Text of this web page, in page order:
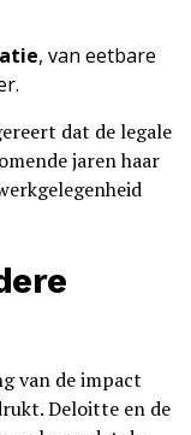
, van eetbare
dat de legale
jaren haar
van de impact
Deloitte en de